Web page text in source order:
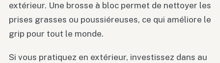
extérieur. Une brosse à bloc permet de nettoyer les
prises grasses ou poussiéreuses, ce qui améliore le
grip pour tout le monde.
Si vous pratiquez en extérieur, investissez dans au